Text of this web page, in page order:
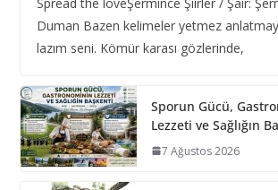
Duman Bazen kelimeler yetmez
lazım seni. Kömür karası gözlerinde,
Sporun Gücü,
Lezzeti ve Sağlığın
7 Ağustos 2026